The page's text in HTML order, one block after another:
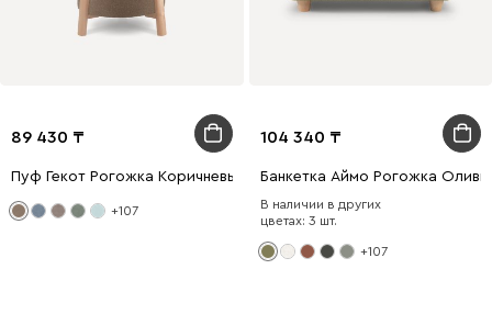
89 430
Пуф Гекот Рогожка Коричневый
+107
104 340
Банкетка Аймо Рогожка
В наличии в других
цветах: 3 шт.
+107